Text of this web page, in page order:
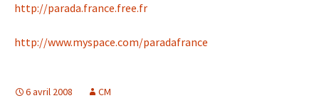
http://parada.france.free.fr
http://www.myspace.com/paradafrance
6 avril 2008 CM